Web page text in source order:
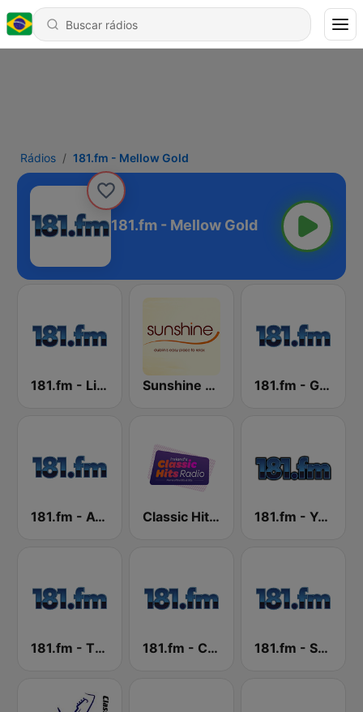
Rádios 181.fm - Mellow Gold
181.fm - Mellow Gold
181.fm - Lite 80's Sunshine 106.8 FM 181.fm - Good Time Oldies
181.fm - Awesome 80s Classic Hits Radio 181.fm - Yacht Rock
181.fm - The Mix 181.fm - Classic Hits 181 181.fm - Super 70s